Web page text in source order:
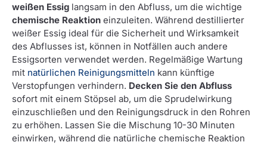
weißen Essig langsam in den Abfluss, um die wichtige
chemische Reaktion einzuleiten. Während destillierter
weißer Essig ideal für die Sicherheit und Wirksamkeit
des Abflusses ist, können in Notfällen auch andere
Essigsorten verwendet werden. Regelmäßige Wartung
mit natürlichen Reinigungsmitteln kann künftige
Verstopfungen verhindern. Decken Sie den Abfluss
sofort mit einem Stöpsel ab, um die Sprudelwirkung
einzuschließen und den Reinigungsdruck in den Rohren
zu erhöhen. Lassen Sie die Mischung 10-30 Minuten
einwirken, während die natürliche chemische Reaktion